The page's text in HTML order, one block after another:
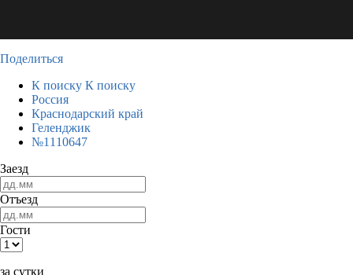
Поделиться
К поиску К поиску
Россия
Краснодарский край
Геленджик
№1110647
Заезд
Отъезд
Гости
за сутки